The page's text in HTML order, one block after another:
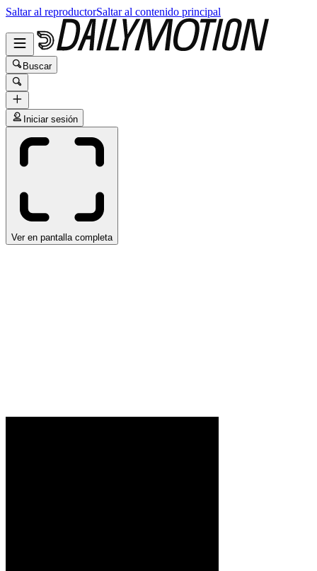
Saltar al reproductorSaltar al contenido principal
Buscar
Iniciar sesión
Ver en pantalla completa